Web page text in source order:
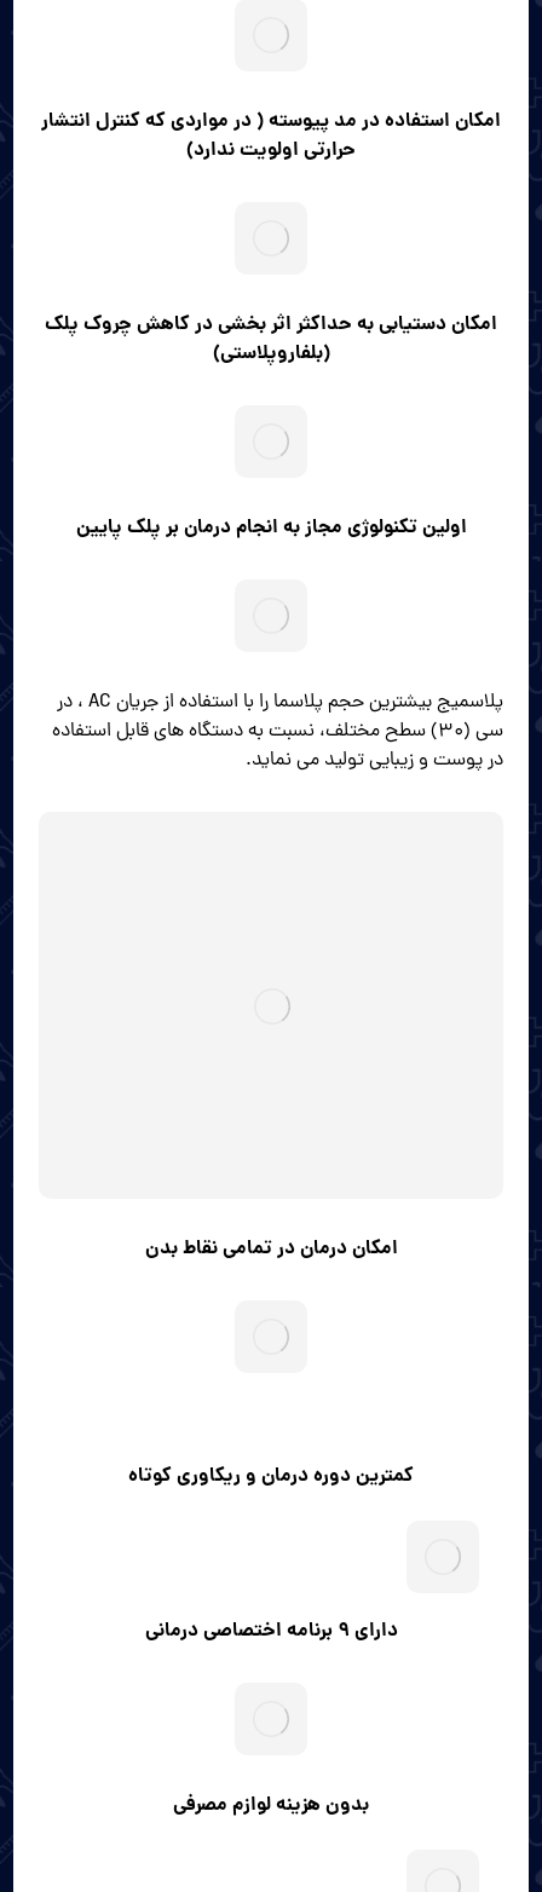
امکان استفاده در مد پیوسته ( در مواردی که کنترل انتشار
حرارتی اولویت ندارد)
امکان دستیابی به حداکثر اثر بخشی در کاهش چروک پلک
(بلفاروپلاستی)
اولین تکنولوژی مجاز به انجام درمان بر پلک پایین
پلاسمیج بیشترین حجم پلاسما را با استفاده از جریان AC ، در
سی (۳۰) سطح مختلف، نسبت به دستگاه های قابل استفاده
در پوست و زیبایی تولید می نماید.
امکان درمان در تمامی نقاط بدن
کمترین دوره درمان و ریکاوری کوتاه
دارای ۹ برنامه اختصاصی درمانی
بدون هزینه لوازم مصرفی